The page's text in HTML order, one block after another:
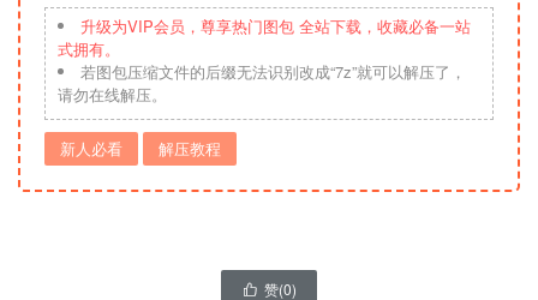
升级为VIP会员，尊享热门图包 全站下载，收藏必备一站
式拥有。
若图包压缩文件的后缀无法识别改成“7z”就可以解压了，
请勿在线解压。
新人必看 解压教程
 赞(0)